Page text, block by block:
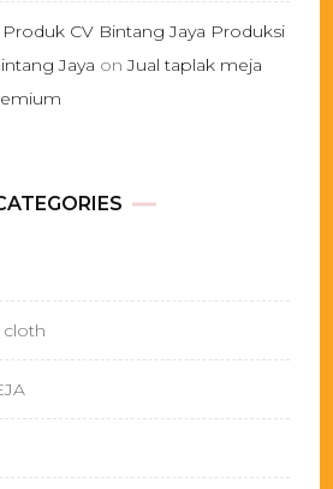
CV Bintang Jaya Produksi
Jaya onJual taplak meja
cloth